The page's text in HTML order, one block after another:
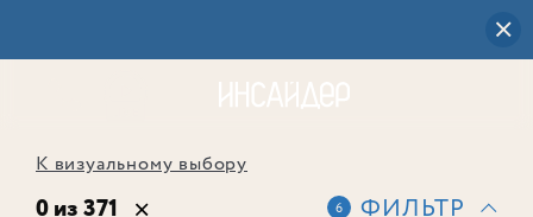
К визуальному выбору
0 из 371 6 ФИЛЬТР